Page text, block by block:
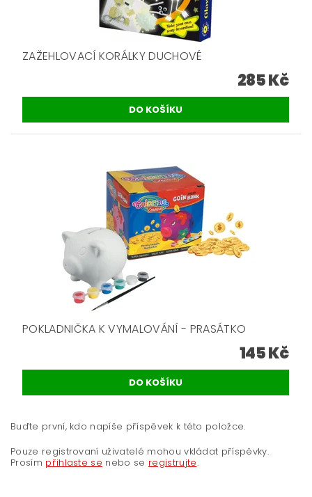
ZAŽEHLOVACÍ KORÁLKY DUCHOVÉ
285 Kč
POKLADNIČKA K VYMALOVÁNÍ - PRASÁTKO
145 Kč
Buďte první, kdo napíše příspěvek k této položce.
Pouze registrovaní uživatelé mohou vkládat příspěvky.
Prosím přihlaste se nebo se registrujte.